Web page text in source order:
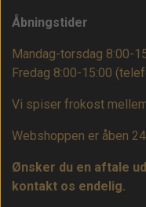
Åbningstider
Mandag-torsdag 8:00-
Fredag 8:00-15:00
Vi spiser frokost
Webshoppen er åben
Ønsker du en aftale
kontakt os endelig.